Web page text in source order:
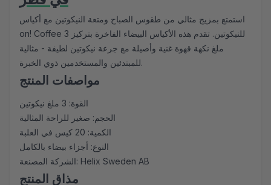
استمتع بمزيج مثالي من طقوس الصباح ومتعة النيكوتين مع أكياس
on! Coffee للنيكوتين. تقدم هذه الأكياس البيضاء الفاخرة بتركيز 3
ملغ نكهة قهوة غنية وأصيلة مع جرعة نيكوتين لطيفة - مثالية
للمبتدئين والمستخدمين ذوي الخبرة.
مواصفات المنتج
القوة: 3 ملغ نيكوتين
الحجم: صغير للراحة المثالية
الكمية: 20 كيس في العلبة
النوع: أجزاء بيضاء بالكامل
الشركة المصنعة: Helix Sweden AB
مذاق المنتج